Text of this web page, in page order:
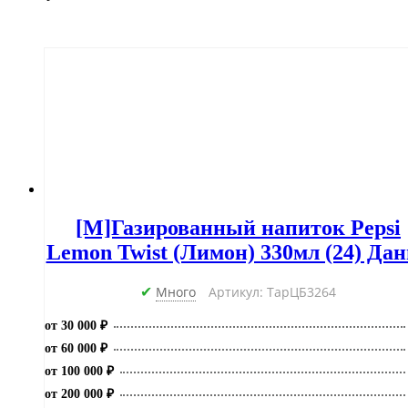
[M]Газированный напиток Pepsi
Lemon Twist (Лимон) 330мл (24)
✔ Много Артикул: ТарЦБ3264
от 30 000 ₽
от 60 000 ₽
от 100 000 ₽
от 200 000 ₽